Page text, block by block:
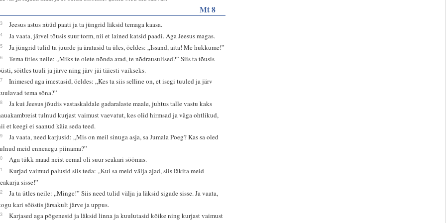
Mt 8
Jeesus astus nüüd paati ja ta jüngrid läksid temaga kaasa.
Ja vaata, järvel tõusis suur torm, nii et lained katsid paadi. Aga Jeesus magas.
Ja jüngrid tulid ta juurde ja äratasid ta üles, öeldes: „Issand, aita! Me hukkume!”
Tema ütles neile: „Miks te olete nõnda arad, te nõdrausulised?” Siis ta tõusis
sõitles tuuli ja järve ning järv jäi täiesti vaikseks.
Inimesed aga imestasid, öeldes: „Kes ta siis selline on, et isegi tuuled ja järv
tema sõna?”
Ja kui Jeesus jõudis vastaskaldale gadaralaste maale, juhtus talle vastu kaks
tulnud kurjast vaimust vaevatut, kes olid hirmsad ja väga ohtlikud,
et keegi ei saanud käia seda teed.
Ja vaata, need karjusid: „Mis on meil sinuga asja, sa Jumala Poeg? Kas sa oled
meid enneaegu piinama?”
Aga tükk maad neist eemal oli suur seakari söömas.
Kurjad vaimud palusid siis teda: „Kui sa meid välja ajad, siis läkita meid
sisse!”
Ja ta ütles neile: „Minge!” Siis need tulid välja ja läksid sigade sisse. Ja vaata,
kari sööstis järsakult järve ja uppus.
Karjased aga põgenesid ja läksid linna ja kuulutasid kõike ning kurjast vaimust